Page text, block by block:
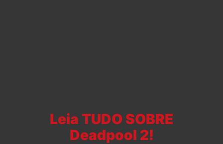
Leia TUDO SOBRE
Deadpool 2!